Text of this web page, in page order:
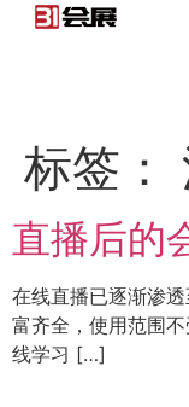
标签：
直播后的
在线直播已逐渐渗
富齐全，使用范围
线学习 […]